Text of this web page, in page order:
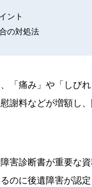
ント
の対処法
「痛み」や「しび
謝料などが増額し
害診断書が重要な
のに後遺障害が認